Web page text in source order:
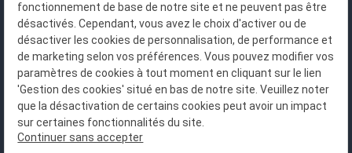
N° de Siret : 483951282
1 rue Albert SCHWEITZER, 14280 SAINT CONTEST
fonctionnement de base de notre site et ne peuvent pas être
désactivés. Cependant, vous avez le choix d'activer ou de
désactiver les cookies de personnalisation, de performance et
de marketing selon vos préférences. Vous pouvez modifier vos
paramètres de cookies à tout moment en cliquant sur le lien
'Gestion des cookies' situé en bas de notre site. Veuillez noter
que la désactivation de certains cookies peut avoir un impact
sur certaines fonctionnalités du site.
Continuer sans accepter